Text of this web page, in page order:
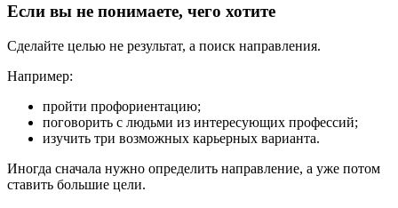
Если вы не понимаете, чего хотите
Сделайте целью не результат, а поиск направления.
Например:
пройти профориентацию;
поговорить с людьми из интересующих профессий;
изучить три возможных карьерных варианта.
Иногда сначала нужно определить направление, а уже потом
ставить большие цели.